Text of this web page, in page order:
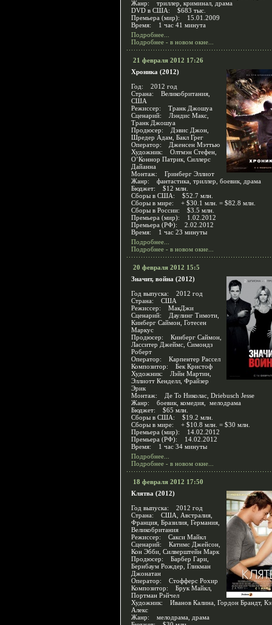
Жанр: триллер, криминал, драма
DVD в США: $683 тыс.
Премьера (мир): 15.01.2009
Время: 1 час 41 минута
Подробнее...
Подробнее - в новом окне...
21 февраля 2012 17:26
Хроника (2012)
Год: 2012 год
Страна: Великобритания,
США
Режиссер: Транк Джошуа
Сценарий: Лэндис Макс,
Транк Джошуа
Продюсер: Дэвис Джон,
Шредер Адам, Бакл Грег
Оператор: Дженсен Мэттью
Художник: Олтмэн Стефен,
О’Коннор Патрик, Силлерс
Дайанна
Монтаж: Гринберг Эллиот
Жанр: фантастика, триллер, боевик, драма
Бюджет: $12 млн.
Сборы в США: $52.7 млн.
Сборы в мире: + $30.1 млн. = $82.8 млн.
Сборы в России: $3.5 млн.
Премьера (мир): 1.02.2012
Премьера (РФ): 2.02.2012
Время: 1 час 23 минуты
Подробнее...
Подробнее - в новом окне...
20 февраля 2012 15:5
Значит, война (2012)
Год выпуска: 2012 год
Страна: США
Режиссер: МакДжи
Сценарий: Даулинг Тимоти,
Кинберг Саймон, Готесен
Маркус
Продюсер: Кинберг Саймон,
Ласситер Джеймс, Симондз
Роберт
Оператор: Карпентер Рассел
Композитор: Бек Кристоф
Художник: Лэйн Мартин,
Эллиотт Кенделл, Фрайзер
Эрик
Монтаж: Де То Николас, Driebusch Jesse
Жанр: боевик, комедия, мелодрама
Бюджет: $65 млн.
Сборы в США: $19.2 млн.
Сборы в мире: + $10.8 млн. = $30 млн.
Премьера (мир): 14.02.2012
Премьера (РФ): 14.02.2012
Время: 1 час 34 минуты
Подробнее...
Подробнее - в новом окне...
18 февраля 2012 17:50
Клятва (2012)
Год выпуска: 2012 год
Страна: США, Австралия,
Франция, Бразилия, Германия,
Великобритания
Режиссер: Сакси Майкл
Сценарий: Катимс Джейсон,
Кон Эбби, Силверштейн Марк
Продюсер: Барбер Гари,
Бернбаум Рождер, Гликман
Джонатан
Оператор: Стофферс Рохир
Композитор: Брук Майкл,
Портман Рэйчел
Художник: Иванов Калина, Гордон Брандт,
Алекс
Жанр: мелодрама, драма